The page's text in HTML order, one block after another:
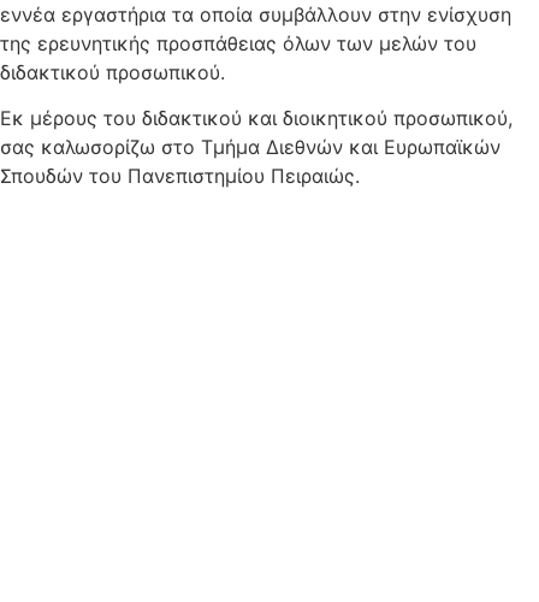
εννέα εργαστήρια τα οποία συμβάλλουν στην ενίσχυση
της ερευνητικής προσπάθειας όλων των μελών του
διδακτικού προσωπικού.
Εκ μέρους του διδακτικού και διοικητικού προσωπικού,
σας καλωσορίζω στο Τμήμα Διεθνών και Ευρωπαϊκών
Σπουδών του Πανεπιστημίου Πειραιώς.